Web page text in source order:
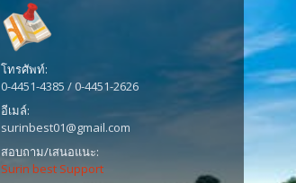
โทรศัพท์:
0-4451-4385 / 0-4451-2626
อีเมล์:
surinbest01@gmail.com
สอบถาม/เสนอแนะ:
Surin best Support